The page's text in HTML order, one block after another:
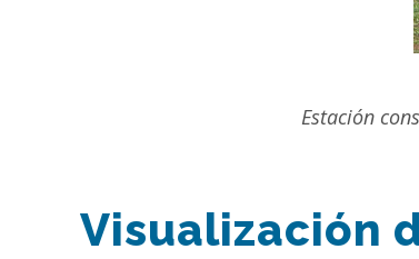
Estación
Visualización